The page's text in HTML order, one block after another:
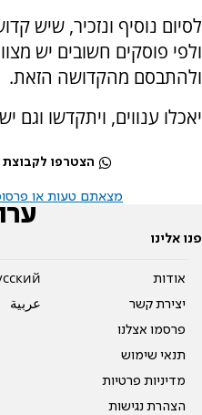
לסיום נוסיף ונזכיר, שיש
ולפי פוסקים חשובים יש
ולהתבסם מהקדושה הזאת.
יאכלו ענווים, ויתקדשו וגם
הצטרפו לקבוצת
מצאתם טעות או
פנו אלינו
אודות
יצירת קשר
פרסמו אצלנו
תנאי שימוש
מדיניות פרטיות
הצהרת נגישות
عربية